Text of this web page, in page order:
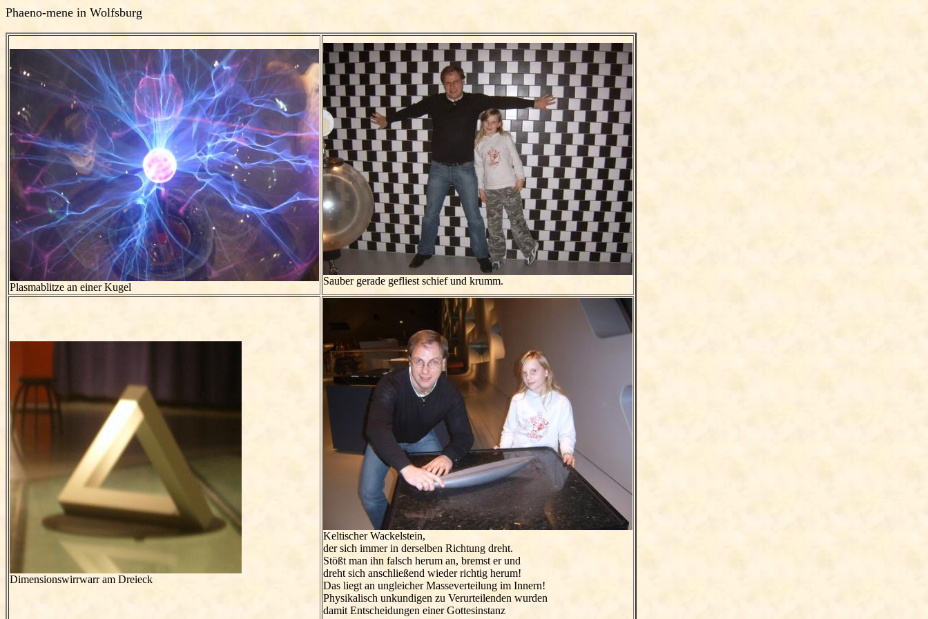
Phaeno-mene in Wolfsburg
Plasmablitze an einer Kugel
Sauber gerade gefliest schief und krumm.
Dimensionswirrwarr am Dreieck
Keltischer Wackelstein,
der sich immer in derselben Richtung dreht.
Stößt man ihn falsch herum an, bremst er und
dreht sich anschließend wieder richtig herum!
Das liegt an ungleicher Masseverteilung im Innern!
Physikalisch unkundigen zu Verurteilenden wurden
damit Entscheidungen einer Gottesinstanz